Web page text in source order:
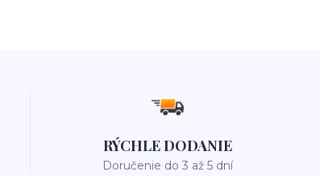
RÝCHLE DODANIE
Doručenie do 3 až 5 dní